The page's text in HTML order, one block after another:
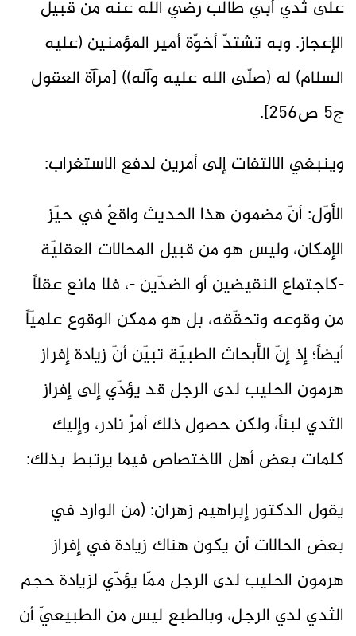
على ثدي أبي طالب رضي الله عنه من قبيل
الإعجاز. وبه تشتدّ أخوّة أمير المؤمنين (عليه
السلام) له (صلّى الله عليه وآله)) [مرآة العقول
ج٥ ص٢٥٦].
وينبغي الالتفات إلى أمرين لدفع الاستغراب:
الأوّل: أنّ مضمون هذا الحديث واقعٌ في حيّز
الإمكان، وليس هو من قبيل المحالات العقليّة
-كاجتماع النقيضين أو الضدّين -، فلا مانع عقلاً
من وقوعه وتحقّقه، بل هو ممكن الوقوع علميّاً
أيضاً؛ إذ إنّ الأبحاث الطبيّة تبيّن أنّ زيادة إفراز
هرمون الحليب لدى الرجل قد يؤدّي إلى إفراز
الثدي لبناً، ولكن حصول ذلك أمرٌ نادر، وإليك
كلمات بعض أهل الاختصاص فيما يرتبط بذلك:
يقول الدكتور إبراهيم زهران: (من الوارد في
بعض الحالات أن يكون هناك زيادة في إفراز
هرمون الحليب لدى الرجل ممّا يؤدّي لزيادة حجم
الثدي لدي الرجل، وبالطبع ليس من الطبيعيّ أن